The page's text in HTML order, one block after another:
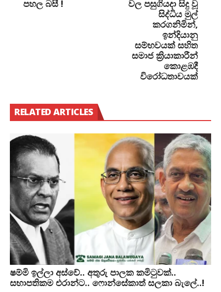
පහල බසී !
වල පසුගියදා සිදු වූ
සිද්ධිය මුල්
කරගනිමින්,
ඉන්දියානු
සම්භවයක් සහිත
සමාජ ක්‍රියාකාරීන්
කොළඹදී
විරෝධතාවයක්
RELATED ARTICLES
ෂම්මි ඉල්ලා අස්වේ.. අතුරු පාලක කමිටුවක්..
සභාපතිකම එරාන්ට.. ෆොන්සේකාත් සලකා බැලේ..!